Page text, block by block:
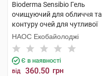
Bioderma Sensibio Гель
очищуючий для обличчя та
контуру очей для чутливої
шкіри 100 мл 1 туба
НАОС Екобайолоджі
Є в наявності
від 360.50 грн